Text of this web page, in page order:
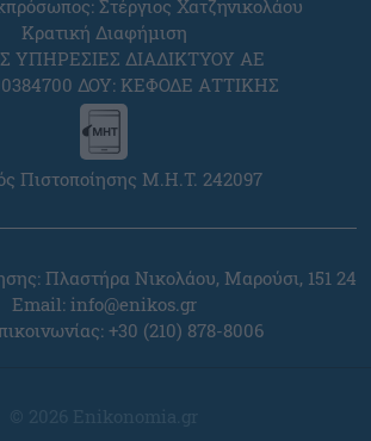
Στέργιος Χατζηνικολάου
Κρατική Διαφήμιση
ΥΠΗΡΕΣΙΕΣ ΔΙΑΔΙΚΤΥΟΥ ΑΕ
ΔΟΥ: ΚΕΦΟΔΕ ΑΤΤΙΚΗΣ
Πιστοποίησης Μ.Η.Τ. 242097
Πλαστήρα Νικολάου, Μαρούσι, 151 24
Email: info@enikos.gr
+30 (210) 878-8006